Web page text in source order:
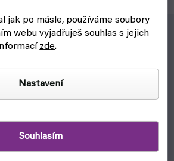
jak po másle, používáme soubory
webu vyjadřuješ souhlas s jejich
zde.
Nastavení
Souhlasím
Skaven je příručka zaměřená na